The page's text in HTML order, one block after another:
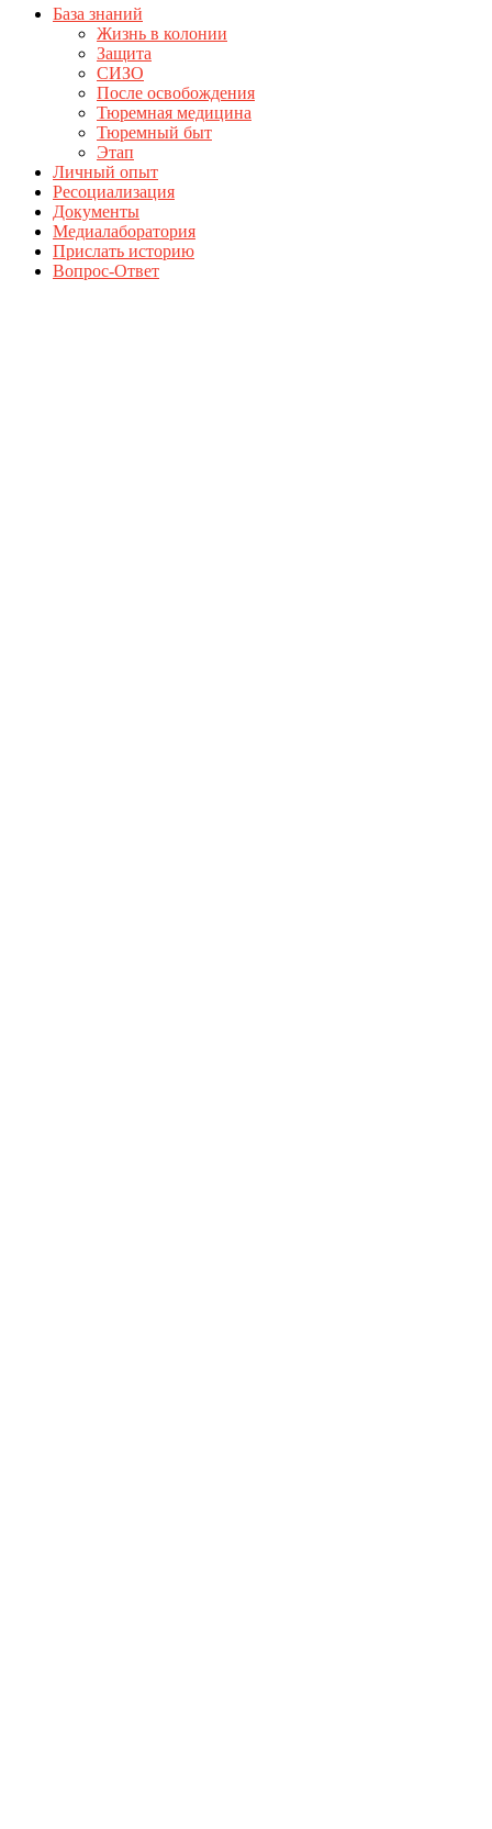
База знаний
Жизнь в колонии
Защита
СИЗО
После освобождения
Тюремная медицина
Тюремный быт
Этап
Личный опыт
Ресоциализация
Документы
Медиалаборатория
Прислать историю
Вопрос-Ответ